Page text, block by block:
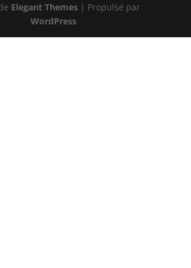
Elegant Themes| Propulsé par
WordPress